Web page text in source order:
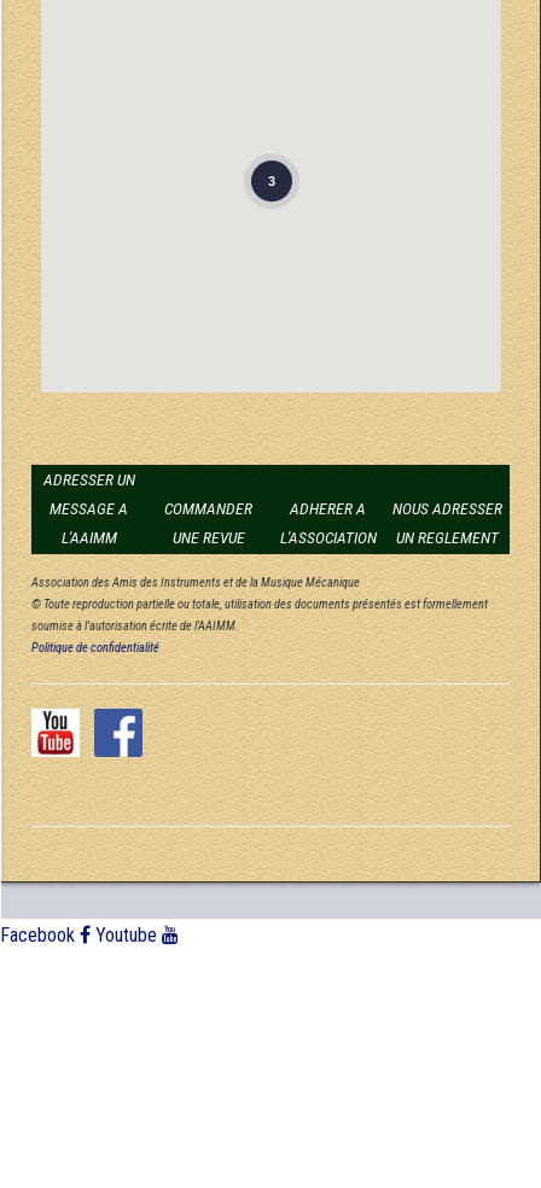
3
ADRESSER UN
MESSAGE A
L'AAIMM
COMMANDER
UNE REVUE
ADHERER A
L'ASSOCIATION
NOUS ADRESSER
UN REGLEMENT
Association des Amis des Instruments et de la Musique Mécanique
© Toute reproduction partielle ou totale, utilisation des documents présentés est formellement
soumise à l'autorisation écrite de l'AAIMM.
Politique de confidentialité
Facebook Youtube